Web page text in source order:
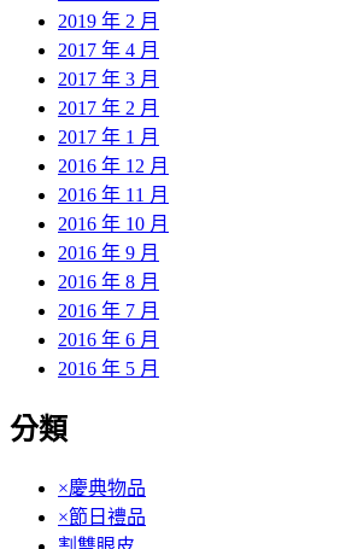
2019 年 2 月
2017 年 4 月
2017 年 3 月
2017 年 2 月
2017 年 1 月
2016 年 12 月
2016 年 11 月
2016 年 10 月
2016 年 9 月
2016 年 8 月
2016 年 7 月
2016 年 6 月
2016 年 5 月
分類
×慶典物品
×節日禮品